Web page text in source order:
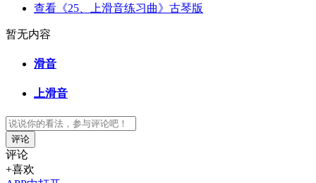
查看《25、上滑音练习曲》古琴版
暂无内容
滑音
上滑音
评论
评论
+喜欢